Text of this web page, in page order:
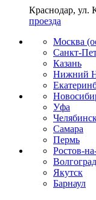
Краснодар, ул.
проезда
Москва
Санкт-
Казань
Нижний
Уфа
Самара
Пермь
Ростов-
Волгоград
Якутск
Барнаул